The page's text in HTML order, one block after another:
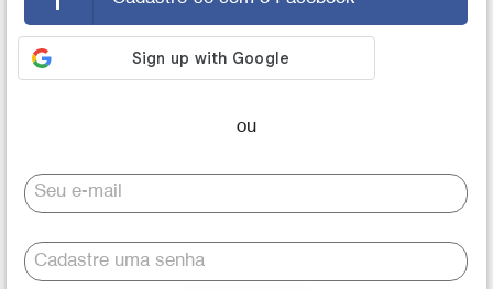
Seu e-mail
Cadastre uma senha